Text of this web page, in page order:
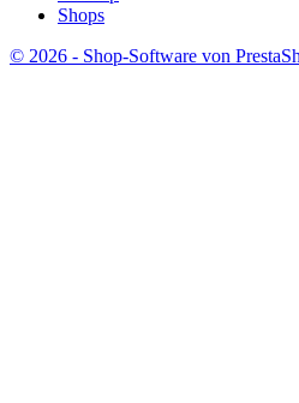
Shops
© 2026 - Shop-Software von